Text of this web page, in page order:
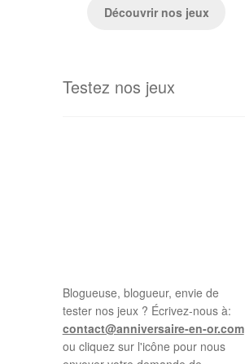
Découvrir nos jeux
Testez nos jeux
Blogueuse, blogueur, envie de
tester nos jeux ? Écrivez-nous à:
contact@anniversaire-en-or.com
ou cliquez sur l'icône pour nous